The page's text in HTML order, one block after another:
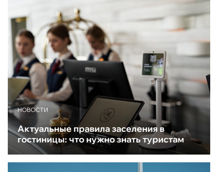
НОВОСТИ
Актуальные правила заселения в
гостиницы: что нужно знать туристам